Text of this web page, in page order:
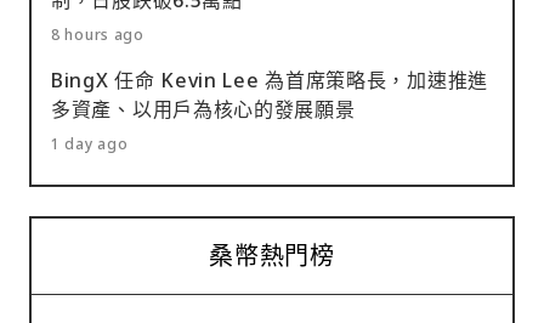
8 hours ago
BingX 任命 Kevin Lee 為首席策略長，加速推進
多資產、以用戶為核心的發展願景
1 day ago
桑幣熱門榜